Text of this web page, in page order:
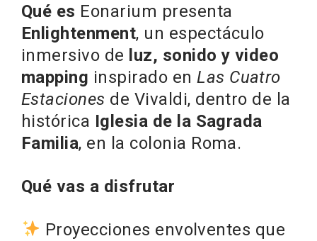
Qué es Eonarium presenta
Enlightenment, un espectáculo
inmersivo de luz, sonido y video
mapping inspirado enLas Cuatro
Estaciones de Vivaldi, dentro de la
histórica Iglesia de la Sagrada
Familia, en la colonia Roma.
Qué vas a disfrutar
Proyecciones envolventes que